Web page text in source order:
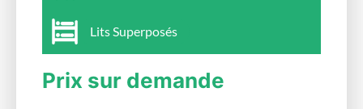
Lits Superposés
Prix sur demande